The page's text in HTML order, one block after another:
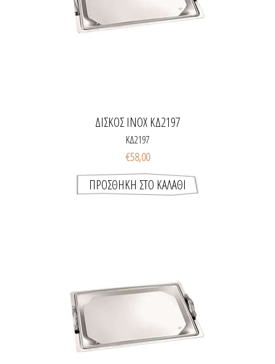
ΔΙΣΚΟΣ INOX ΚΔ2197
ΚΔ2197
€58,00